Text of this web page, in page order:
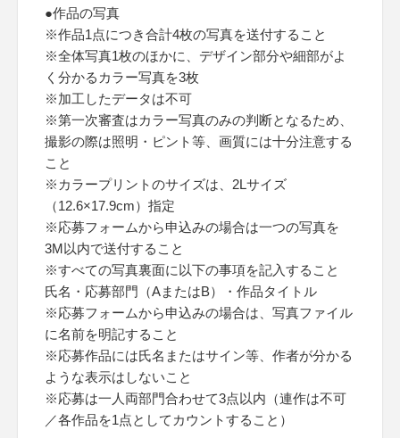
●作品の写真
※作品1点につき合計4枚の写真を送付すること
※全体写真1枚のほかに、デザイン部分や細部がよ
く分かるカラー写真を3枚
※加工したデータは不可
※第一次審査はカラー写真のみの判断となるため、
撮影の際は照明・ピント等、画質には十分注意する
こと
※カラープリントのサイズは、2Lサイズ
（12.6×17.9cm）指定
※応募フォームから申込みの場合は一つの写真を
3M以内で送付すること
※すべての写真裏面に以下の事項を記入すること
氏名・応募部門（AまたはB）・作品タイトル
※応募フォームから申込みの場合は、写真ファイル
に名前を明記すること
※応募作品には氏名またはサイン等、作者が分かる
ような表示はしないこと
※応募は一人両部門合わせて3点以内（連作は不可
／各作品を1点としてカウントすること）